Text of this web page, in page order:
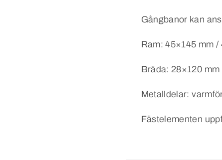
Gångbanor kan
Ram: 45×145 mm
Bräda: 28×120
Metalldelar:
Fästelementen